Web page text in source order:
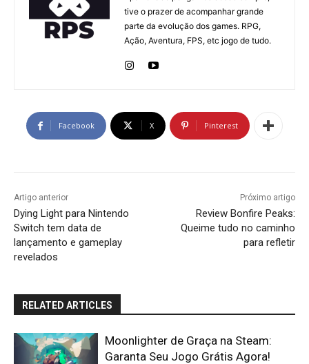
tive o prazer de acompanhar grande
parte da evolução dos games. RPG,
Ação, Aventura, FPS, etc jogo de tudo.
Facebook X Pinterest
Artigo anterior
Dying Light para Nintendo
Switch tem data de
lançamento e gameplay
revelados
Próximo artigo
Review Bonfire Peaks:
Queime tudo no caminho
para refletir
RELATED ARTICLES
Moonlighter de Graça na Steam:
Garanta Seu Jogo Grátis Agora!